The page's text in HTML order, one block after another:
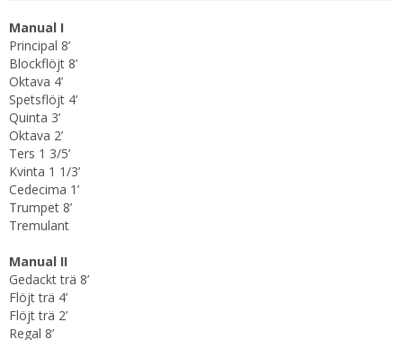
Manual I
Principal 8’
Blockflöjt 8’
Oktava 4’
Spetsflöjt 4’
Quinta 3’
Oktava 2’
Ters 1 3/5’
Kvinta 1 1/3’
Cedecima 1’
Trumpet 8’
Tremulant
Manual II
Gedackt trä 8’
Flöjt trä 4’
Flöjt trä 2’
Regal 8’